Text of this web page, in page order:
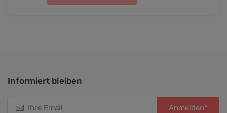
Informiert bleiben
Anmelden*